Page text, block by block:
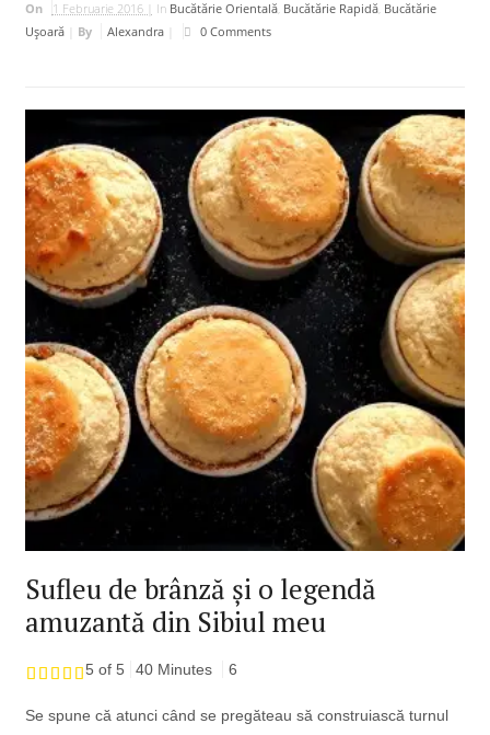
On 1 Februarie 2016 | In Bucătărie Orientală, Bucătărie Rapidă, Bucătărie
Uşoară| By Alexandra| 0 Comments
Sufleu de brânză și o legendă
amuzantă din Sibiul meu
5 of 5 40 Minutes 6
Se spune că atunci când se pregăteau să construiască turnul